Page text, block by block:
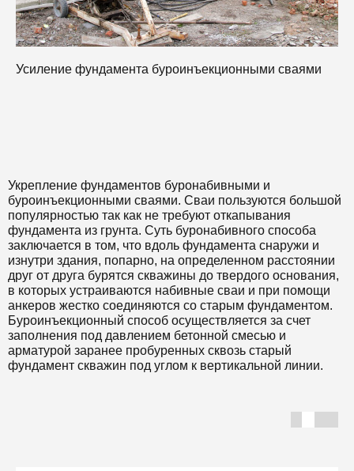
Усиление фундамента буроинъекционными сваями
Укрепление фундаментов буронабивными и
буроинъекционными сваями. Сваи пользуются большой
популярностью так как не требуют откапывания
фундамента из грунта. Суть буронабивного способа
заключается в том, что вдоль фундамента снаружи и
изнутри здания, попарно, на определенном расстоянии
друг от друга бурятся скважины до твердого основания,
в которых устраиваются набивные сваи и при помощи
анкеров жестко соединяются со старым фундаментом.
Буроинъекционный способ осуществляется за счет
заполнения под давлением бетонной смесью и
арматурой заранее пробуренных сквозь старый
фундамент скважин под углом к вертикальной линии.